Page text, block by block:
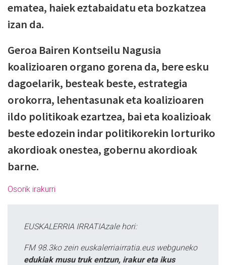
ematea, haiek eztabaidatu eta bozkatzea
izan da.
Geroa Bairen Kontseilu Nagusia
koalizioaren organo gorena da, bere esku
dagoelarik, besteak beste, estrategia
orokorra, lehentasunak eta koalizioaren
ildo politikoak ezartzea, bai eta koalizioak
beste edozein indar politikorekin lorturiko
akordioak onestea, gobernu akordioak
barne.
Osorik irakurri
EUSKALERRIA IRRATIAzale hori:
FM 98.3ko zein euskalerriairratia.eus webguneko
edukiak musu truk entzun, irakur eta ikus